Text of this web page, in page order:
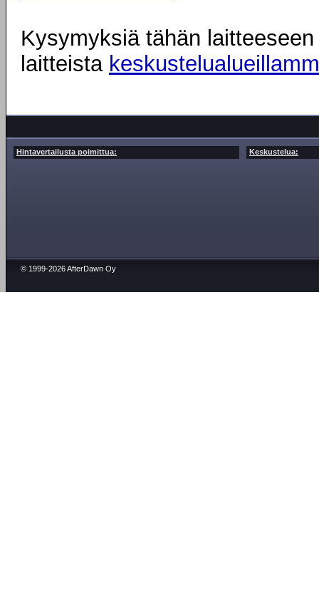
Kysymyksiä tähän
laitteista
Hintavertailusta poimittua: Keskustelua:
© 1999-2026 AfterDawn Oy